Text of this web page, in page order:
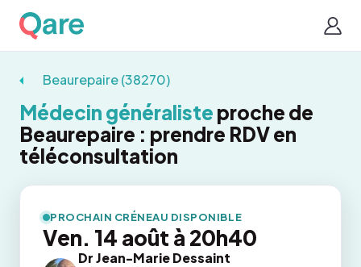
Beaurepaire (38270)
Médecin généraliste proche de
Beaurepaire : prendre RDV en
téléconsultation
PROCHAIN CRÉNEAU DISPONIBLE
Ven. 14 août à 20h40
Dr Jean-Marie Dessaint